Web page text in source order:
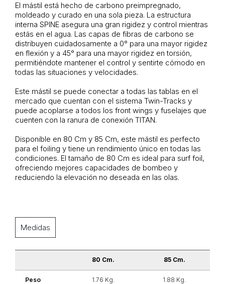
El mástil está hecho de carbono preimpregnado,
moldeado y curado en una sola pieza. La estructura
interna SPINE asegura una gran rigidez y control mientras
estás en el agua. Las capas de fibras de carbono se
distribuyen cuidadosamente a 0° para una mayor rigidez
en flexión y a 45° para una mayor rigidez en torsión,
permitiéndote mantener el control y sentirte cómodo en
todas las situaciones y velocidades.
Este mástil se puede conectar a todas las tablas en el
mercado que cuentan con el sistema Twin-Tracks y
puede acoplarse a todos los front wings y fuselajes que
cuenten con la ranura de conexión TITAN.
Disponible en 80 Cm y 85 Cm, este mástil es perfecto
para el foiling y tiene un rendimiento único en todas las
condiciones. El tamaño de 80 Cm es ideal para surf foil,
ofreciendo mejores capacidades de bombeo y
reduciendo la elevación no deseada en las olas.
Medidas
80 Cm. 85 Cm.
Peso 1.76 Kg. 1.88 Kg.